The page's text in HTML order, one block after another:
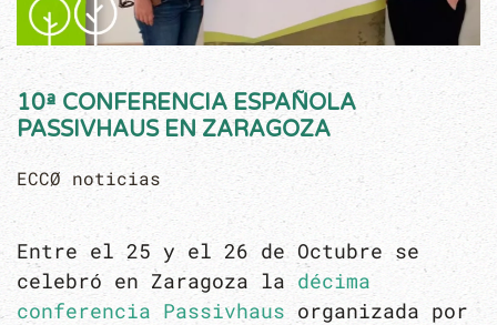
10ª CONFERENCIA ESPAÑOLA
PASSIVHAUS EN ZARAGOZA
ECCØ noticias
Entre el 25 y el 26 de Octubre se
celebró en Zaragoza la décima
conferencia Passivhaus organizada por